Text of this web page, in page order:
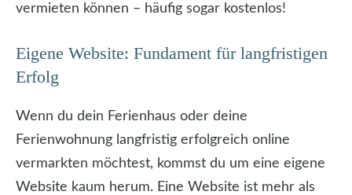
vermieten können – häufig sogar kostenlos!
Eigene Website: Fundament für langfristigen
Erfolg
Wenn du dein Ferienhaus oder deine
Ferienwohnung langfristig erfolgreich online
vermarkten möchtest, kommst du um eine eigene
Website kaum herum. Eine Website ist mehr als